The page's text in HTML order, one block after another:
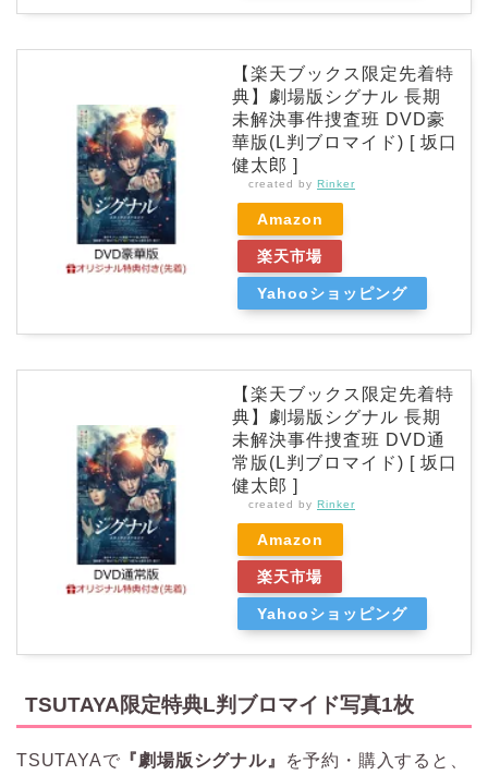
【楽天ブックス限定先着特
典】劇場版シグナル 長期
未解決事件捜査班 DVD豪
華版(L判ブロマイド) [ 坂口
健太郎 ]
created by Rinker
Amazon
楽天市場
Yahooショッピング
【楽天ブックス限定先着特
典】劇場版シグナル 長期
未解決事件捜査班 DVD通
常版(L判ブロマイド) [ 坂口
健太郎 ]
created by Rinker
Amazon
楽天市場
Yahooショッピング
TSUTAYA限定特典L判ブロマイド写真1枚
TSUTAYAで 『劇場版シグナル』
を予約・購入すると、